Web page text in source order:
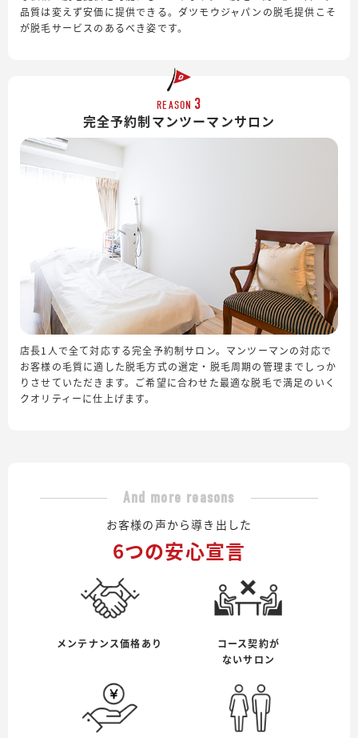
品質は変えず安価に提供できる。ダツモウジャパンの脱毛提供こそ
が脱毛サービスのあるべき姿です。
REASON 3
完全予約制マンツーマンサロン
店長1人で全て対応する完全予約制サロン。マンツーマンの対応で
お客様の毛質に適した脱毛方式の選定・脱毛周期の管理までしっか
りさせていただきます。ご希望に合わせた最適な脱毛で満足のいく
クオリティーに仕上げます。
And more reasons
お客様の声から導き出した
6つの安心宣言
メンテナンス価格あり
コース契約が
ないサロン